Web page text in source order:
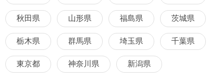
秋田県 山形県 福島県 茨城県
栃木県 群馬県 埼玉県 千葉県
東京都 神奈川県 新潟県